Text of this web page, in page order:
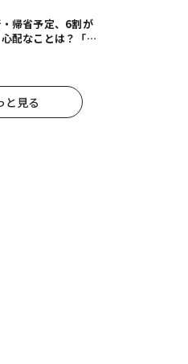
帰省予定、6割が
心配なことは？「宿
と見る